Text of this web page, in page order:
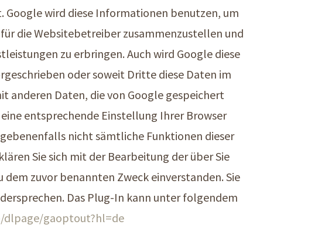
Google wird diese Informationen benutzen, um
die Websitebetreiber zusammenzustellen und
zu erbringen. Auch wird Google diese
oder soweit Dritte diese Daten im
anderen Daten, die von Google gespeichert
entsprechende Einstellung Ihrer Browser
nicht sämtliche Funktionen dieser
Sie sich mit der Bearbeitung der über Sie
zuvor benannten Zweck einverstanden. Sie
Das Plug-In kann unter folgendem
gaoptout?hl=de